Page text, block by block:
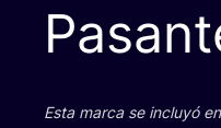
Esta mar­ca se inclu­yó en